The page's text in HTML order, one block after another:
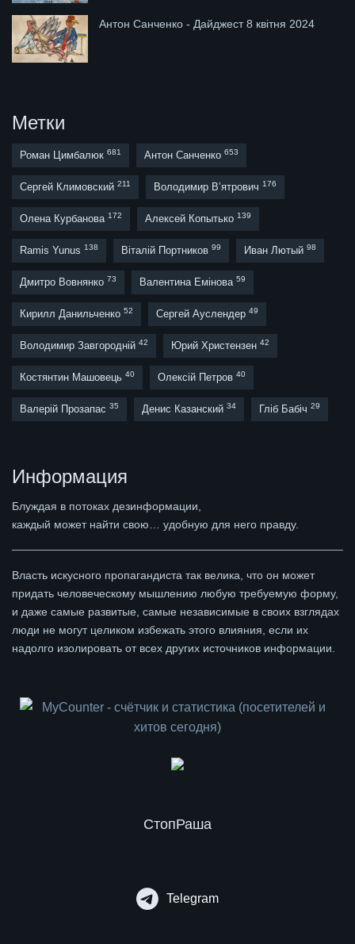
Антон Санченко - Дайджест 8 квітня 2024
Метки
Роман Цимбалюк 681 Антон Санченко 653
Сергей Климовский 211 Володимир В’ятрович 176
Олена Курбанова 172 Алексей Копытько 139
Ramis Yunus 138 Віталій Портников 99 Иван Лютый 98
Дмитро Вовнянко 73 Валентина Емінова 59
Кирилл Данильченко 52 Сергей Ауслендер 49
Володимир Завгородній 42 Юрий Христензен 42
Костянтин Машовець 40 Олексій Петров 40
Валерій Прозапас 35 Денис Казанский 34 Гліб Бабіч 29
Информация
Блуждая в потоках дезинформации,
каждый может найти свою… удобную для него правду.
Власть искусного пропагандиста так велика, что он может
придать человеческому мышлению любую требуемую форму,
и даже самые развитые, самые независимые в своих взглядах
люди не могут целиком избежать этого влияния, если их
надолго изолировать от всех других источников информации.
СтопРаша
Telegram